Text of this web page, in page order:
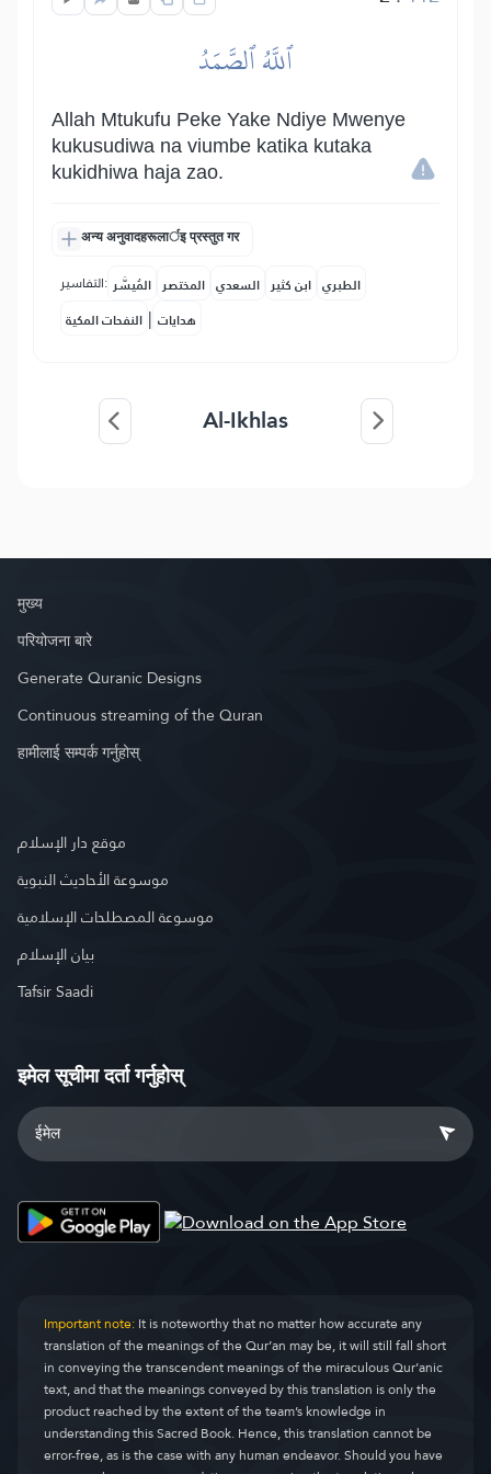
ٱللَّهُ ٱلصَّمَدُ
Allah Mtukufu Peke Yake Ndiye Mwenye
kukusudiwa na viumbe katika kutaka
kukidhiwa haja zao.
अन्य अनुवादहरूलार्इ प्रस्तुत गर
التفاسير: المُيسَّر المختصر السعدي ابن كثير الطبري
النفحات المكية | هدايات
Al-Ikhlas
मुख्य
परियोजना बारे
Generate Quranic Designs
Continuous streaming of the Quran
हामीलाई सम्पर्क गर्नुहोस्
موقع دار الإسلام
موسوعة الأحاديث النبوية
موسوعة المصطلحات الإسلامية
بيان الإسلام
Tafsir Saadi
इमेल सूचीमा दर्ता गर्नुहोस्
Important note:It is noteworthy that no matter how accurate any
translation of the meanings of the Qur’an may be, it will still fall short
in conveying the transcendent meanings of the miraculous Qur’anic
text, and that the meanings conveyed by this translation is only the
product reached by the extent of the team’s knowledge in
understanding this Sacred Book. Hence, this translation cannot be
error-free, as is the case with any human endeavor. Should you have